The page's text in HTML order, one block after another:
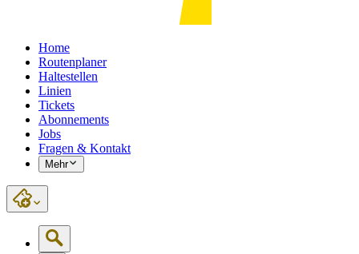
Home
Routenplaner
Haltestellen
Linien
Tickets
Abonnements
Jobs
Fragen & Kontakt
Mehr